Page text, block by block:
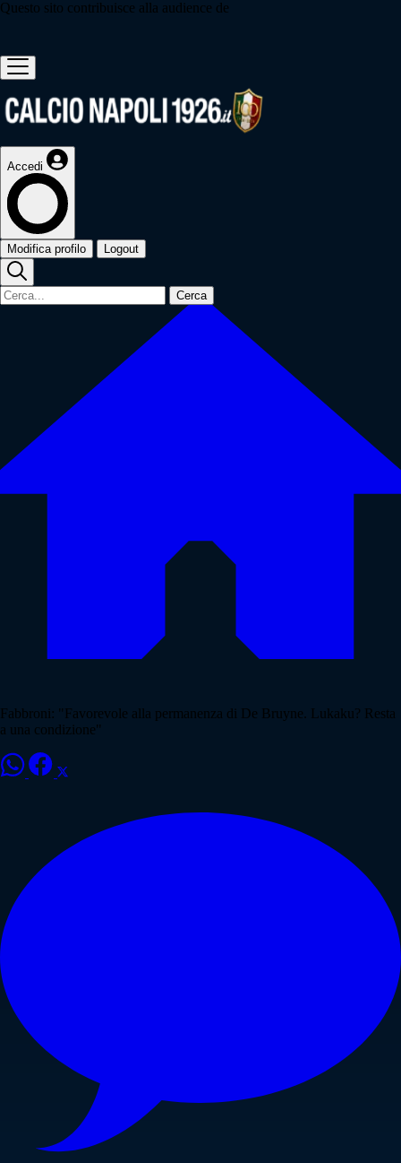
Questo sito contribuisce alla audience de
Accedi
Modifica profilo Logout
Cerca
Fabbroni: "Favorevole alla permanenza di De Bruyne. Lukaku? Resta
a una condizione"